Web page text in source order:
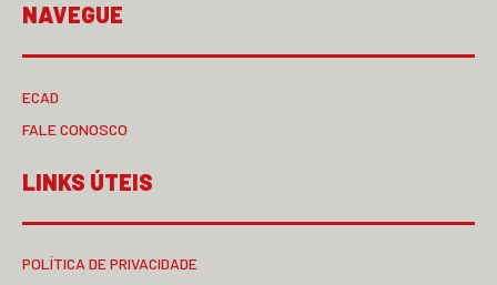
NAVEGUE
ECAD
FALE CONOSCO
LINKS ÚTEIS
POLÍTICA DE PRIVACIDADE